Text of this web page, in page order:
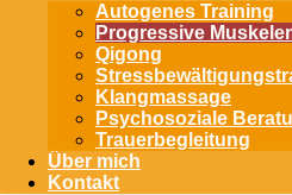
Autogenes Training
Progressive
Qigong
Klangmassage
Psycho­soziale
Trauer­begleitung
Über mich
Kontakt